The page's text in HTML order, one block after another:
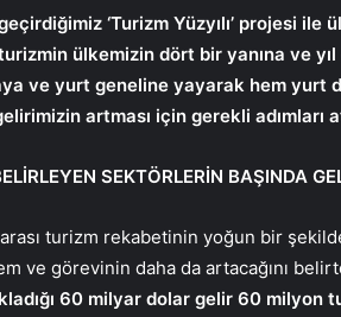
‘Turizm Yüzyılı’ projesi ile
ülkemizin dört bir yanına ve yıl
ve yurt geneline yayarak hem yurt
artması için gerekli adımları
SEKTÖRLERİN BAŞINDA
turizm rekabetinin yoğun bir
ve görevinin daha da artacağını
60 milyar dolar gelir 60